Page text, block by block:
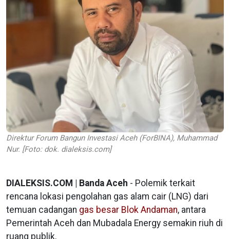
Direktur Forum Bangun Investasi Aceh (ForBINA), Muhammad
Nur. [Foto: dok. dialeksis.com]
DIALEKSIS.COM | Banda Aceh - Polemik terkait
rencana lokasi pengolahan gas alam cair (LNG) dari
temuan cadangan gas besar Blok Andaman, antara
Pemerintah Aceh dan Mubadala Energy semakin riuh di
ruang publik.